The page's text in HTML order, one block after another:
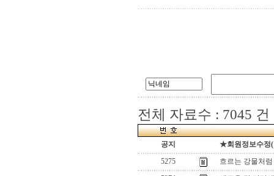
전체 자료수 : 7045 건
공지
★회원정보수정
5275
흐르는 강물처럼